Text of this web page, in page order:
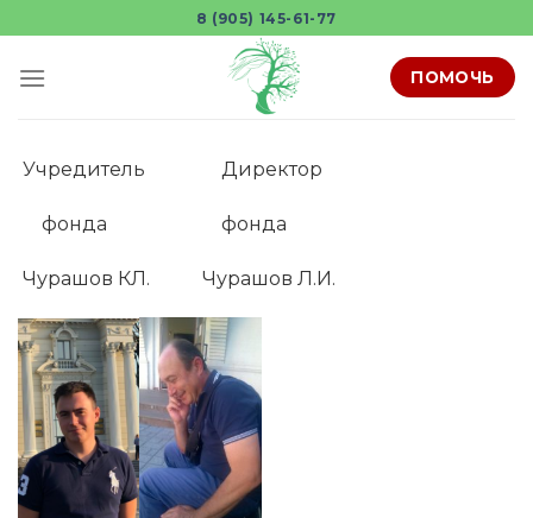
to
content
8 (905) 145-61-77
ПОМОЧЬ
Учредитель Директор
фонда фонда
Чурашов КЛ. Чурашов Л.И.